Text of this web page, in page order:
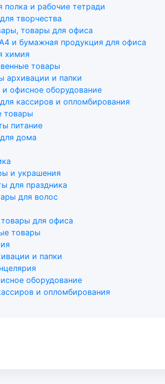
полка и рабочие тетради
творчества
товары для офиса
и бумажная продукция для офиса
химия
товары
архивации и папки
и офисное оборудование
кассиров и опломбирования
товары
питание
дома
и украшения
для праздника
для волос
для офиса
товары
и папки
оборудование
и опломбирования